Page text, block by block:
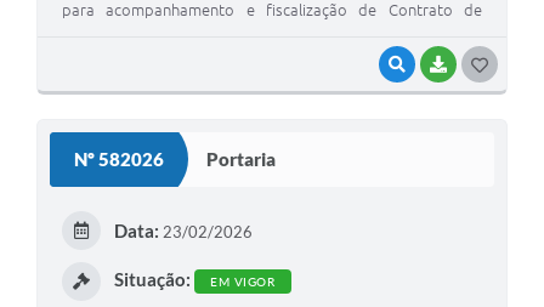
VISUALIZAR
BAIXAR
para acompanhamento e fiscalização de Contrato de
Nº 582026 Portaria
Data: 23/02/2026
Situação: EM VIGOR